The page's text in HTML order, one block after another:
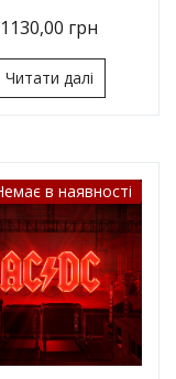
1130,00 грн
Читати далі
в наявності